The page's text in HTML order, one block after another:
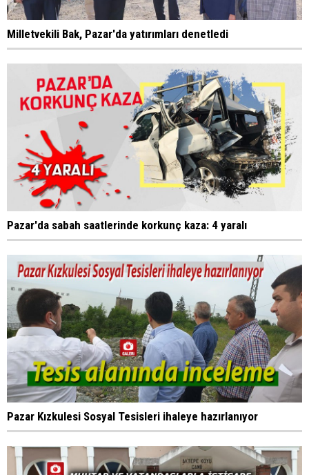
Milletvekili Bak, Pazar'da yatırımları denetledi
Pazar'da sabah saatlerinde korkunç kaza: 4 yaralı
Pazar Kızkulesi Sosyal Tesisleri ihaleye hazırlanıyor